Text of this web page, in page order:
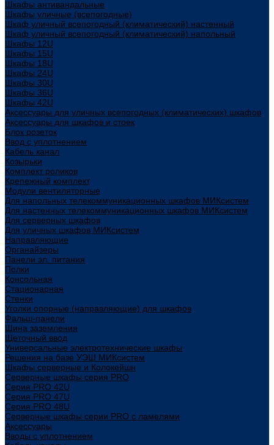
Шкафы антивандальные
Шкафы уличные (всепогодные)
Шкаф уличный всепогодный (климатический) настенный
Шкаф уличный всепогодный (климатический) напольный
Шкафы 12U
Шкафы 15U
Шкафы 18U
Шкафы 24U
Шкафы 30U
Шкафы 36U
Шкафы 42U
Аксессуары для уличных всепогодных (климатических) шкафов
Аксессуары для шкафов и стоек
Блок розеток
Ввод с уплотнением
Кабель канал
Козырьки
Комплект роликов
Крепежный комплект
Модули вентиляторные
Для напольных телекоммуникационных шкафов МИКсистем
Для настенных телекоммуникационных шкафов МИКсистем
Для серверных шкафов
Для уличных шкафов МИКсистем
Направляющие
Органайзеры
Панели эл. питания
Полки
Консольная
Стационарная
Стенки
Уголки опорные (направляющие) для шкафов
Фальш-панели
Шина заземления
Щеточный ввод
Универсальные электротехнические шкафы
Решения на базе УЭШ МИКсистем
Шкафы серверные и Колокейшн
Серверные шкафы серия PRO
Серия PRO 42U
Серия PRO 47U
Серия PRO 48U
Серверные шкафы серии PRO с ламелями
Аксессуары
Вводы с уплотнением